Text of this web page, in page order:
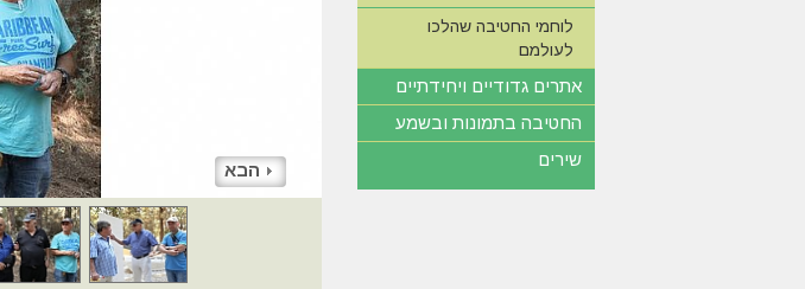
הבא
לוחמי החטיבה שהלכו
לעולמם
אתרים גדודיים ויחידתיים
החטיבה בתמונות ובשמע
שירים